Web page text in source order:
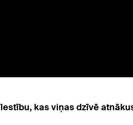
kas viņas dzīvē